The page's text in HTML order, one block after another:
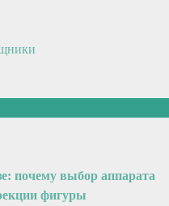
почему выбор аппарата
фигуры